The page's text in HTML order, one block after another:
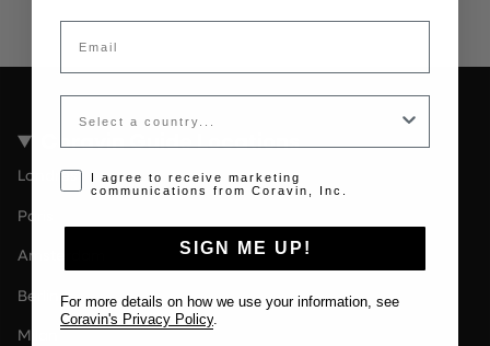
Coravin Guide Locations
Londres
Paris
Amsterdam
Berlin
Milan
Email
Country
Opt-in disclaimer
I agree to receive marketing
communications from Coravin, Inc.
SIGN ME UP!
For more details on how we use your information, see
Coravin's Privacy Policy.